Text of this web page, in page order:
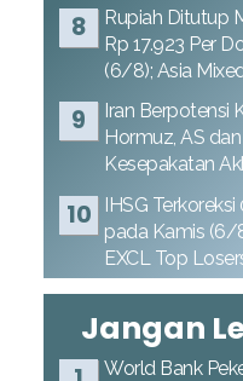
Rupiah Ditutup
Rp 17.923 Per
(6/8); Asia
Iran Berpotensi
Hormuz, AS
Kesepakatan
IHSG Terkoreksi
pada Kamis (6/
EXCL Top
Jangan
World Bank